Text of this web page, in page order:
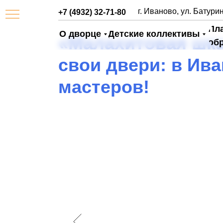
Детские коллективы
+7 (4932) 32-71-80 г. Иваново, ул.
О дворце
«Малахитовая
свои двери: в
мастеров!